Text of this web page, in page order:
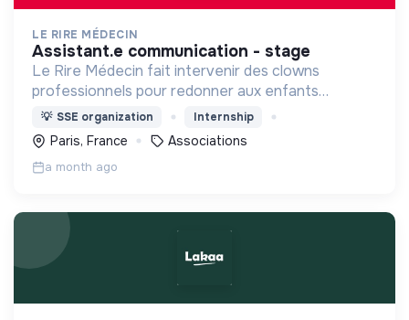
LE RIRE MÉDECIN
assistant.e communication - stage
Le Rire Médecin fait intervenir des clowns
professionnels pour redonner aux enfants
hospitalisés le pouvoir de rire pour affronter
l’anxiété, la douleur ; soutenir les familles et les
soignants
💡 SSE organization Internship
Paris, France Associations
a month ago